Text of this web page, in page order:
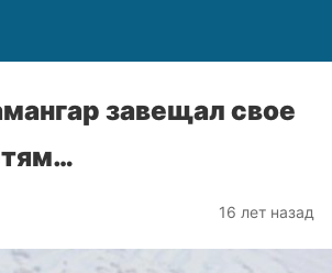
завещал свое
16 лет назад